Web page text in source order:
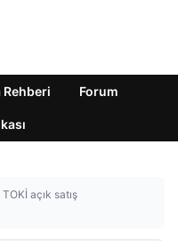
Rehberi Forum
açık satış